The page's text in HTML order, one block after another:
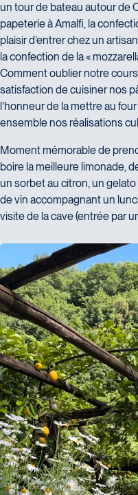
un tour de bateau autour de
papeterie à Amalfi, la
plaisir d’entrer chez un
la confection de la «
Comment oublier notre
satisfaction de cuisiner nos
l’honneur de la mettre au
ensemble nos réalisations
Moment mémorable de
boire la meilleure limonade,
un sorbet au citron, un
de vin accompagnant un
visite de la cave (entrée par